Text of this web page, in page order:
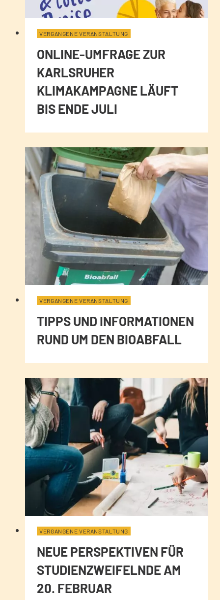
VERGANGENE VERANSTALTUNG
ONLINE-UMFRAGE ZUR
KARLSRUHER
KLIMAKAMPAGNE LÄUFT
BIS ENDE JULI
VERGANGENE VERANSTALTUNG
TIPPS UND INFORMATIONEN
RUND UM DEN BIOABFALL
VERGANGENE VERANSTALTUNG
NEUE PERSPEKTIVEN FÜR
STUDIENZWEIFELNDE AM
20. FEBRUAR